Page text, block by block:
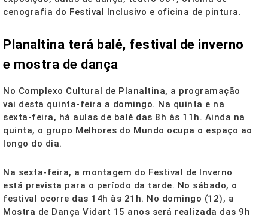
cenografia do Festival Inclusivo e oficina de pintura.
Planaltina terá balé, festival de inverno
e mostra de dança
No Complexo Cultural de Planaltina, a programação
vai desta quinta-feira a domingo. Na quinta e na
sexta-feira, há aulas de balé das 8h às 11h. Ainda na
quinta, o grupo Melhores do Mundo ocupa o espaço ao
longo do dia.
Na sexta-feira, a montagem do Festival de Inverno
está prevista para o período da tarde. No sábado, o
festival ocorre das 14h às 21h. No domingo (12), a
Mostra de Dança Vidart 15 anos será realizada das 9h